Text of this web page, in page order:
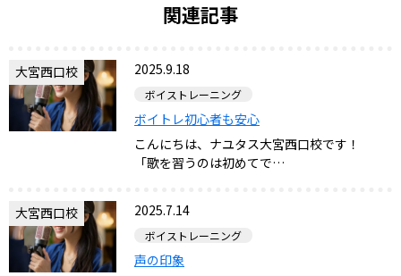
関連記事
大宮西口校 2025.9.18
ボイストレーニング
ボイトレ初心者も安心
こんにちは、ナユタス大宮西口校です！
「歌を習うのは初めてで…
大宮西口校 2025.7.14
ボイストレーニング
声の印象